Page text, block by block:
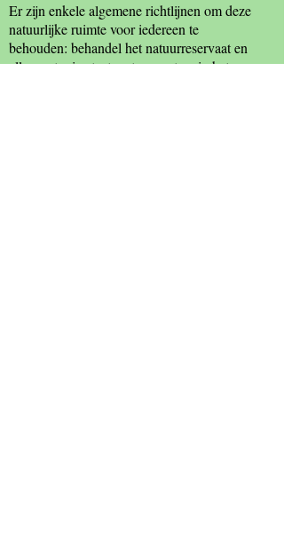
Er zijn enkele algemene richtlijnen om deze
natuurlijke ruimte voor iedereen te
behouden: behandel het natuurreservaat en
alles wat erin staat met respect en in het